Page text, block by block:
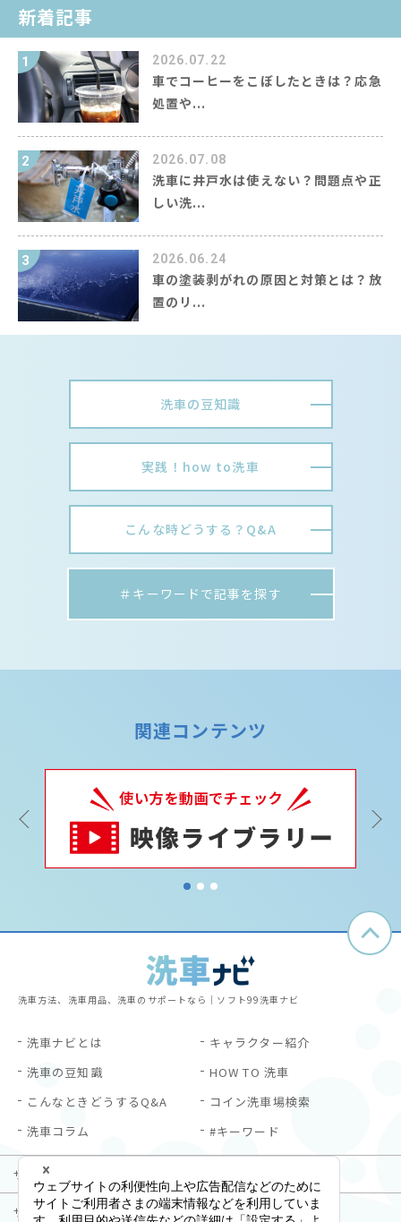
新着記事
1 2026.07.22
車でコーヒーをこぼしたときは？応急
処置や...
2 2026.07.08
洗車に井戸水は使えない？問題点や正
しい洗...
3 2026.06.24
車の塗装剥がれの原因と対策とは？放
置のリ...
洗車の豆知識
実践！how to洗車
こんな時どうする？Q&A
＃キーワードで記事を探す
関連コンテンツ
Previous
1 2
洗車方法、洗車用品、洗車のサポートなら｜ソフト99洗車ナビ
洗車ナビとは
キャラクター紹介
洗車の豆知識
HOW TO 洗車
こんなときどうするQ&A
コイン洗車場検索
洗車コラム
#キーワード
サイトご利用にあたって
サイトマップ お問い合わせ